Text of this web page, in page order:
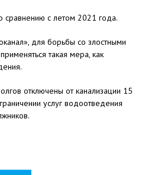
сравнению с летом 2021 года.
для борьбы со злостными
такая мера, как
отключены от канализации 15
услуг водоотведения